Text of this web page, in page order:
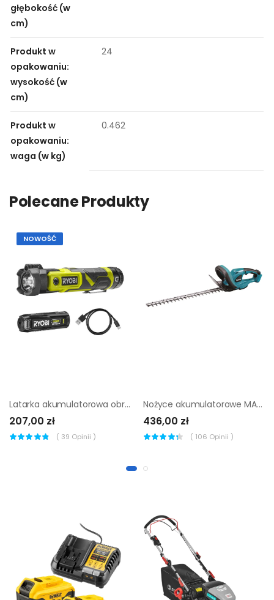
głębokość (w
cm)
Produkt w
opakowaniu:
wysokość (w
cm)
24
Produkt w
opakowaniu:
waga (w kg)
0.462
Polecane Produkty
NOWOŚĆ
Latarka akumulatorowa obrotowa z laserem 4V 1x2Ah RYOBI
207,00 zł
( 39 Opinii )
Nożyce akumulatorowe MAKITA DUH523Z 18V 52 cm
436,00 zł
( 106 Opinii )